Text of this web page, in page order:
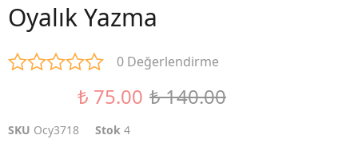
Oyalık Yazma
0 Değerlendirme
₺ 75.00 ₺ 140.00
SKU Ocy3718 Stok 4